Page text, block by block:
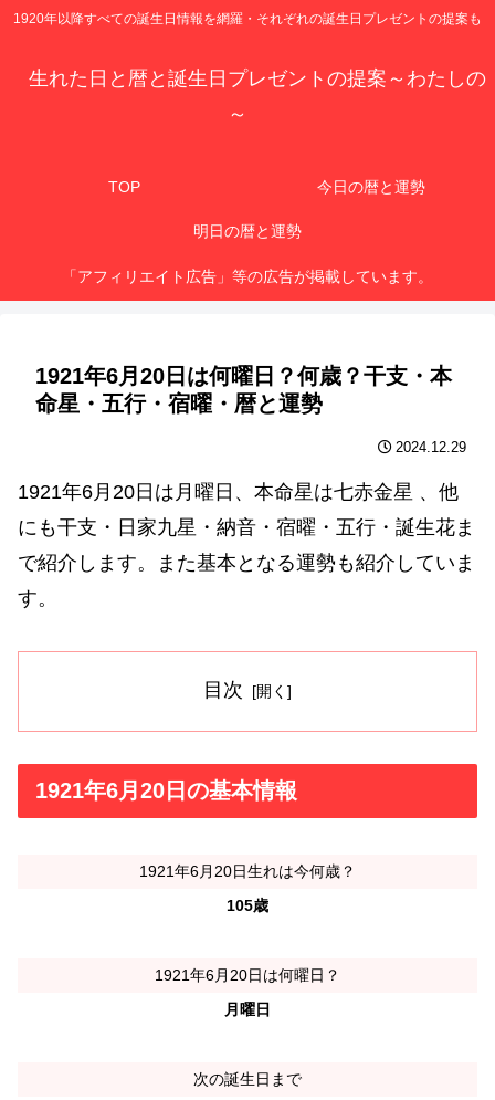
1920年以降すべての誕生日情報を網羅・それぞれの誕生日プレゼントの提案も
生れた日と暦と誕生日プレゼントの提案～わたしの
～
TOP 今日の暦と運勢
明日の暦と運勢
「アフィリエイト広告」等の広告が掲載しています。
1921年6月20日は何曜日？何歳？干支・本
命星・五行・宿曜・暦と運勢
2024.12.29
1921年6月20日は月曜日、本命星は七赤金星 、他
にも干支・日家九星・納音・宿曜・五行・誕生花ま
で紹介します。また基本となる運勢も紹介していま
す。
目次
1921年6月20日の基本情報
1921年6月20日生れは今何歳？
105歳
1921年6月20日は何曜日？
月曜日
次の誕生日まで